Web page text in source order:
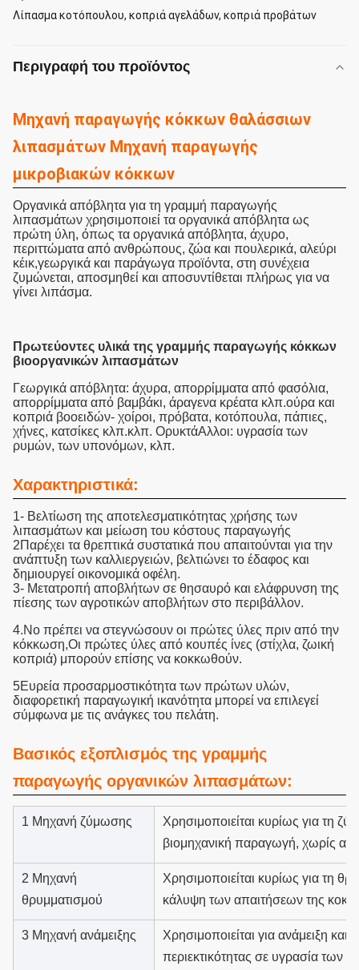
Λίπασμα κοτόπουλου, κοπριά αγελάδων, κοπριά προβάτων
Περιγραφή του προϊόντος
Μηχανή παραγωγής κόκκων θαλάσσιων
λιπασμάτων Μηχανή παραγωγής
μικροβιακών κόκκων
Οργανικά απόβλητα για τη γραμμή παραγωγής
λιπασμάτων χρησιμοποιεί τα οργανικά απόβλητα ως
πρώτη ύλη, όπως τα οργανικά απόβλητα, άχυρο,
περιττώματα από ανθρώπους, ζώα και πουλερικά, αλεύρι
κέικ,γεωργικά και παράγωγα προϊόντα, στη συνέχεια
ζυμώνεται, αποσμηθεί και αποσυντίθεται πλήρως για να
γίνει λιπάσμα.
Πρωτεύοντες υλικά της γραμμής παραγωγής κόκκων
βιοοργανικών λιπασμάτων
Γεωργικά απόβλητα: άχυρα, απορρίμματα από φασόλια,
απορρίμματα από βαμβάκι, άραγενα κρέατα κλπ.ούρα και
κοπριά βοοειδών- χοίροι, πρόβατα, κοτόπουλα, πάπιες,
χήνες, κατσίκες κλπ.κλπ. ΟρυκτάΑλλοι: υγρασία των
ρυμών, των υπονόμων, κλπ.
Χαρακτηριστικά:
1- Βελτίωση της αποτελεσματικότητας χρήσης των
λιπασμάτων και μείωση του κόστους παραγωγής
2Παρέχει τα θρεπτικά συστατικά που απαιτούνται για την
ανάπτυξη των καλλιεργειών, βελτιώνει το έδαφος και
δημιουργεί οικονομικά οφέλη.
3- Μετατροπή αποβλήτων σε θησαυρό και ελάφρυνση της
πίεσης των αγροτικών αποβλήτων στο περιβάλλον.
4.No πρέπει να στεγνώσουν οι πρώτες ύλες πριν από την
κόκκωση,Οι πρώτες ύλες από κουπές ίνες (στίχλα, ζωική
κοπριά) μπορούν επίσης να κοκκωθούν.
5Ευρεία προσαρμοστικότητα των πρώτων υλών,
διαφορετική παραγωγική ικανότητα μπορεί να επιλεγεί
σύμφωνα με τις ανάγκες του πελάτη.
Βασικός εξοπλισμός της γραμμής
παραγωγής οργανικών λιπασμάτων:
1 Μηχανή ζύμωσης
Χρησιμοποιείται κυρίως για τη
βιομηχανική παραγωγή, χωρίς
2 Μηχανή
θρυμματισμού
Χρησιμοποιείται κυρίως για τη
κάλυψη των απαιτήσεων της
3 Μηχανή ανάμειξης
Χρησιμοποιείται για ανάμειξη
περιεκτικότητας σε υγρασία των